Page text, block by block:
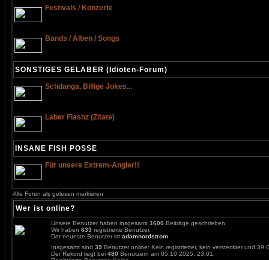
Festivals / Konzerte
Bands / Alben / Songs
SONSTIGES GELABER (Idioten-Forum)
Schdanga, Billige Jokes...
Laber Flashz (Zitate)
INSANE FISH POSSE
Für unsere Extrem-Angler!!
Alle Foren als gelesen markieren
Wer ist online?
Unsere Benutzer haben insgesamt 1600 Beiträge geschrieben.
Wir haben 633 registrierte Benutzer.
Der neueste Benutzer ist adamnordstrom
Insgesamt sind 39 Benutzer online: Kein registrierter, kein versteckter und
Der Rekord liegt bei 480 Benutzern am 05.10.2025, 23:01.